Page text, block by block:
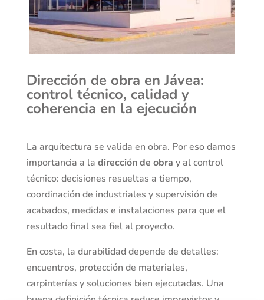
Dirección de obra en Jávea:
control técnico, calidad y
coherencia en la ejecución
La arquitectura se valida en obra. Por eso damos
importancia a la dirección de obra y al control
técnico: decisiones resueltas a tiempo,
coordinación de industriales y supervisión de
acabados, medidas e instalaciones para que el
resultado final sea fiel al proyecto.
En costa, la durabilidad depende de detalles:
encuentros, protección de materiales,
carpinterías y soluciones bien ejecutadas. Una